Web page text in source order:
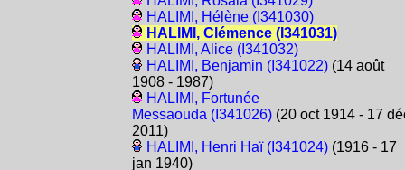
HALIMI, Hélène (I341030)
HALIMI, Clémence (I341031)
HALIMI, Alice (I341032)
HALIMI, Benjamin (I341022)(14 août
1908 - 1987)
HALIMI, Fortunée
Messaouda (I341026)(20 oct 1914 - 17
2011)
HALIMI, Henri Haï (I341024)(1916 - 17
jan 1940)